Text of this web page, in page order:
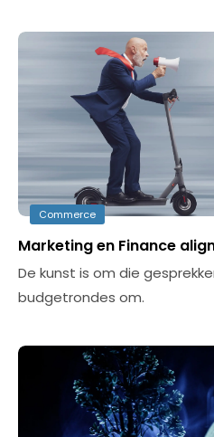
Commerce
Marketing en Finance
De kunst is om die
budgetrondes om.